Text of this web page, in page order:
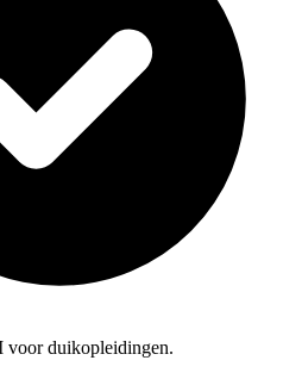
voor duikopleidingen.